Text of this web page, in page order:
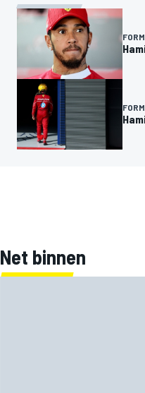
Net binnen